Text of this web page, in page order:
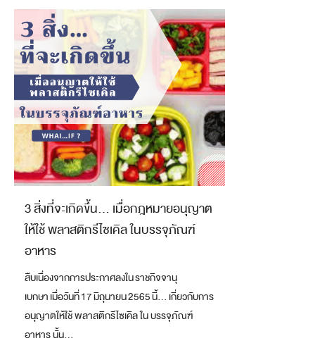
3 สิ่งที่จะเกิดขึ้น… เมื่อกฎหมายอนุญาต
ให้ใช้ พลาสติกรีไซเคิล ในบรรจุภัณฑ์
อาหาร
สืบเนื่องจากการประกาศลงใน ราชกิจจานุ
เบกษา เมื่อวันที่ 17 มิถุนายน 2565 นี้… เกี่ยวกับการ
อนุญาตให้ใช้ พลาสติกรีไซเคิล ใน บรรจุภัณฑ์
อาหาร นั้น...